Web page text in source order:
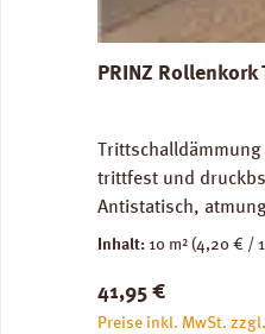
PRINZ
trittfest und
Antistatisch,
Rollenkork
Inhalt: 10 m² (4,20 € / 1
Regulärer Preis:
41,95 €
Preise inkl. MwSt.